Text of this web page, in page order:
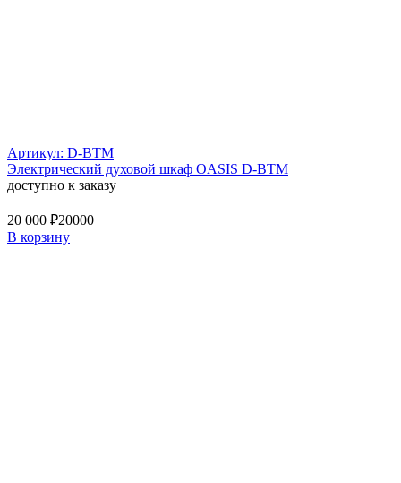
Артикул: D-BTM
Электрический духовой шкаф OASIS D-BTM
доступно к заказу
20 000 ₽20000
В корзину